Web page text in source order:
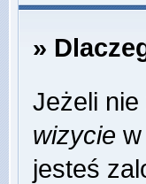
»
Jeżeli
wizycie
jesteś